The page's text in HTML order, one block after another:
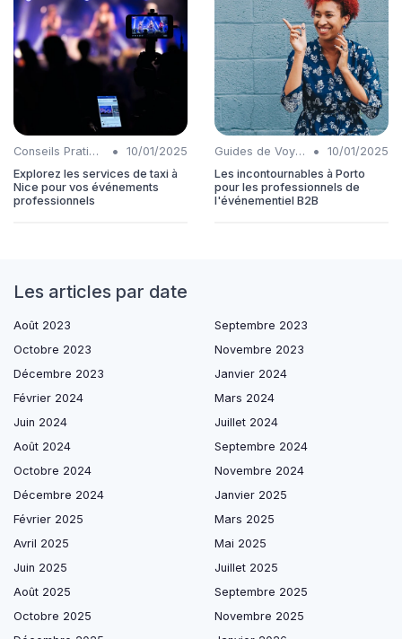
Conseils Pratiques •
10/01/2025
Explorez les services de taxi à
Nice pour vos événements
professionnels
Guides de Voyage •
10/01/2025
Les incontournables à Porto
pour les professionnels de
l'événementiel B2B
Les articles par date
Août 2023
Septembre 2023
Octobre 2023
Novembre 2023
Décembre 2023
Janvier 2024
Février 2024
Mars 2024
Juin 2024
Juillet 2024
Août 2024
Septembre 2024
Octobre 2024
Novembre 2024
Décembre 2024
Janvier 2025
Février 2025
Mars 2025
Avril 2025
Mai 2025
Juin 2025
Juillet 2025
Août 2025
Septembre 2025
Octobre 2025
Novembre 2025